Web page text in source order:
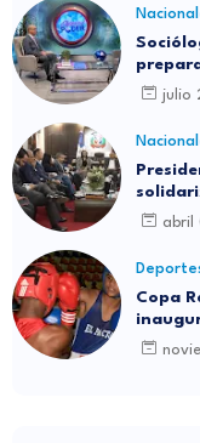
julio
abril
Copa
de Boyá